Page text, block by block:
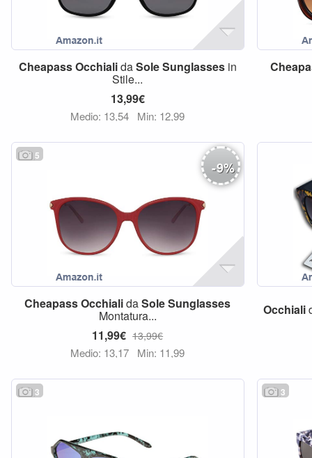
CheapassOcchialidaSoleSunglassesin
Stile...
13,99€
Medio: 13,54 Min: 12,99
5
-9%
CheapassOcchialidaSoleSunglasses
Montatura...
11,99€ 13,99€
Medio: 13,17 Min: 11,99
Occhiali
3 3